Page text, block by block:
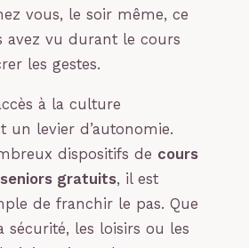
vous, le soir même, ce
avez vu durant le cours
les gestes.
à la culture
un levier d’autonomie.
dispositifs de cours
gratuits, il est
de franchir le pas. Que
sécurité, les loisirs ou les